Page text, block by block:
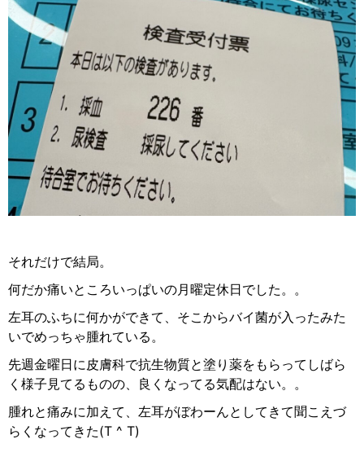
それだけで結局。
何だか痛いところいっぱいの月曜定休日でした。。
左耳のふちに何かができて、そこからバイ菌が入ったみた
いでめっちゃ腫れている。
先週金曜日に皮膚科で抗生物質と塗り薬をもらってしばら
く様子見てるものの、良くなってる気配はない。。
腫れと痛みに加えて、左耳がぼわーんとしてきて聞こえづ
らくなってきた(T ^ T)